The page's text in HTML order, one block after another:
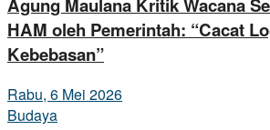
Agung Maulana Kritik Wacana
HAM oleh Pemerintah: “Cacat
Kebebasan”
Rabu, 6 Mei 2026
Budaya